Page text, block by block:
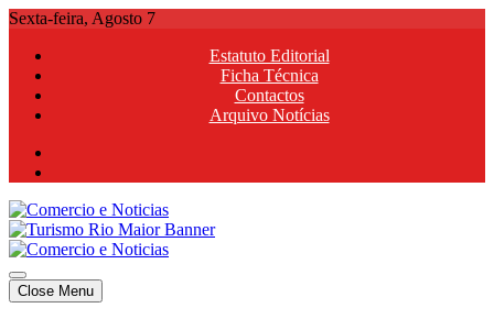
Skip
content
Sexta-feira, Agosto 7
Estatuto Editorial
Ficha Técnica
Contactos
Arquivo Notícias
Comercio e Noticias
Notícias e Publicidade Online
Comercio e Noticias
Notícias e Publicidade Online
Close Menu